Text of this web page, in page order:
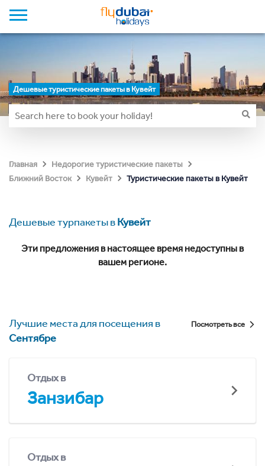
Дешевые туристические пакеты в Кувейт
Главная
Недорогие туристические пакеты
Ближний Восток
Кувейт Туристические пакеты в Кувейт
Дешевые турпакеты вКувейт
Эти предложения в настоящее время недоступны в
вашем регионе.
Лучшие места для посещения в
Сентябре
Посмотреть все
Отдых в
Занзибар
Отдых в